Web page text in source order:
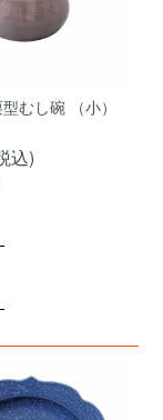
むし碗 （小）
込)